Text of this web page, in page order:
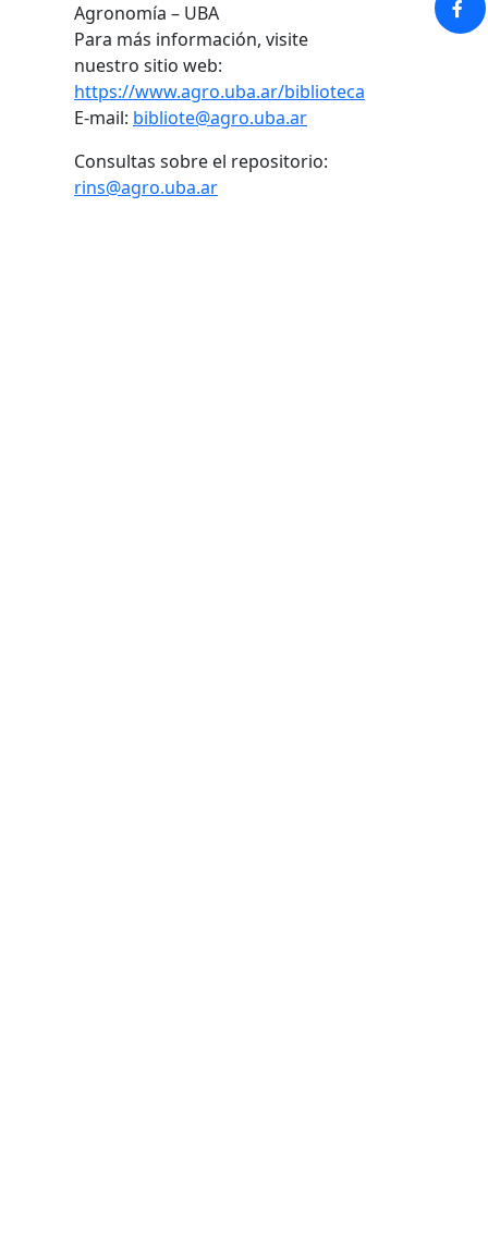
Agronomía – UBA
Para más información, visite
nuestro sitio web:
https://www.agro.uba.ar/biblioteca
E-mail: bibliote@agro.uba.ar
Consultas sobre el repositorio:
rins@agro.uba.ar